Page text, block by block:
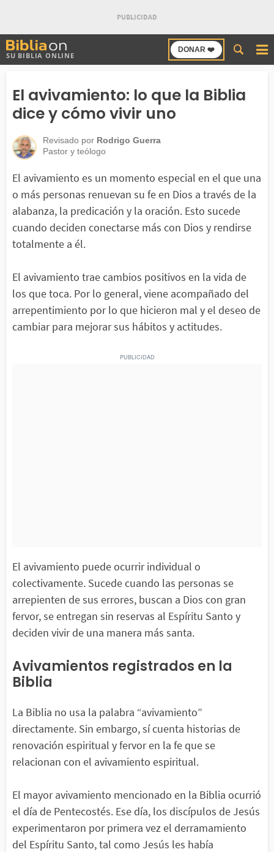
SU BIBLIA ONLINE
DONAR ❤️
Buscar
en
El avivamiento: lo que la Biblia
dice y cómo vivir uno
Revisado por Rodrigo Guerra
Pastor y teólogo
El avivamiento es un momento especial en el que una
o más personas renuevan su fe en Dios a través de la
alabanza, la predicación y la oración. Esto sucede
cuando deciden conectarse más con Dios y rendirse
totalmente a él.
El avivamiento trae cambios positivos en la vida de
los que toca. Por lo general, viene acompañado del
arrepentimiento por lo que hicieron mal y el deseo de
cambiar para mejorar sus hábitos y actitudes.
El avivamiento puede ocurrir individual o
colectivamente. Sucede cuando las personas se
arrepienten de sus errores, buscan a Dios con gran
fervor, se entregan sin reservas al Espíritu Santo y
deciden vivir de una manera más santa.
Avivamientos registrados en la
Biblia
La Biblia no usa la palabra “avivamiento”
directamente. Sin embargo, sí cuenta historias de
renovación espiritual y fervor en la fe que se
relacionan con el avivamiento espiritual.
El mayor avivamiento mencionado en la Biblia ocurrió
el día de Pentecostés. Ese día, los discípulos de Jesús
experimentaron por primera vez el derramamiento
del Espíritu Santo, tal como Jesús les había